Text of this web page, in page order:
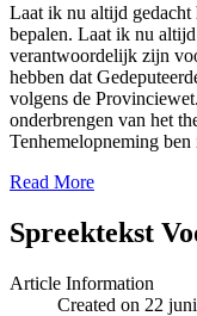
Laat ik nu altijd gedacht
bepalen. Laat ik nu
verantwoordelijk zijn
hebben dat
volgens de
onderbrengen van het
Tenhemelopneming
Read More
Spreektekst
Article Information
Created on 22